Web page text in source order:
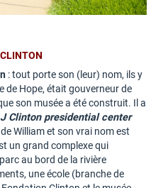
: tout porte son (leur) nom, ils y
de Hope, était gouverneur de
son musée a été construit. Il a
Clinton presidential center
William et son vrai nom est
un grand complexe qui
au bord de la rivière
une école (branche de